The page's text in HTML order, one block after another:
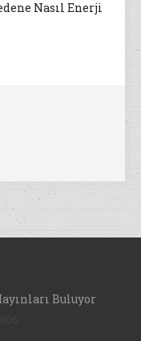
Nasıl Enerji
Buluyor